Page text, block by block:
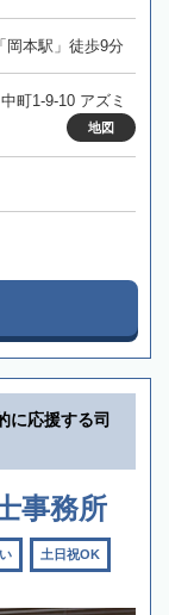
岡本駅」徒歩9分
町1-9-10 アズミ
地図
に応援する司
事務所
土日祝OK